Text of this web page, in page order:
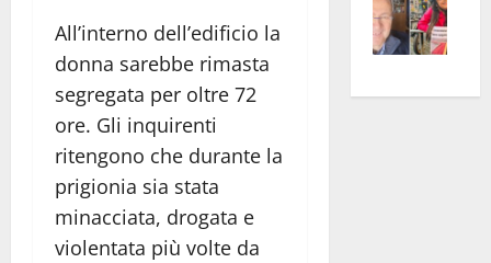
All’interno dell’edificio la
donna sarebbe rimasta
segregata per oltre 72
ore. Gli inquirenti
ritengono che durante la
prigionia sia stata
minacciata, drogata e
violentata più volte da
euro